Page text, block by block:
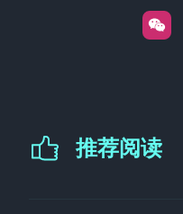
推荐阅读